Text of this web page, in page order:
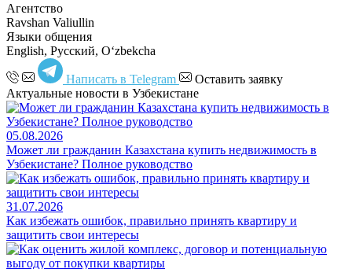
Агентство
Ravshan Valiullin
Языки общения
English, Русский, Oʻzbekcha
Написать в Telegram
Оставить заявку
Актуальные новости в Узбекистане
05.08.2026
Может ли гражданин Казахстана купить недвижимость в
Узбекистане? Полное руководство
31.07.2026
Как избежать ошибок, правильно принять квартиру и
защитить свои интересы